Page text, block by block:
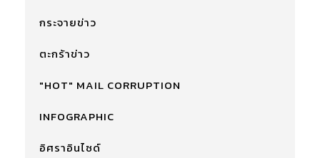
กระจายข่าว
ตะกร้าข่าว
"HOT" MAIL CORRUPTION
INFOGRAPHIC
อิศราอินไซด์